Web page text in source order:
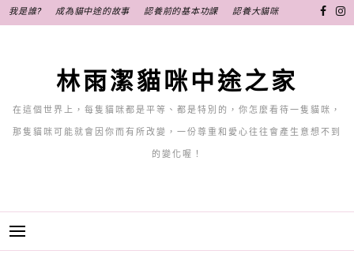
至
我是誰? 成為貓中途的故事 認養前的基本功課 認養大貓咪
林雨潔貓咪中途之家
在這個世界上，每隻貓咪都是平等、都是特別的，你怎麼看待一隻貓咪，
那隻貓咪可能就會因你而有所改變，一份尊重和愛心往往會產生意想不到
的變化喔！